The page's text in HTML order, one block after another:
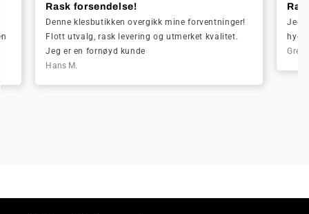
Rask forsendelse!
Denne klesbutikken overgikk mine forventninger!
Flott utvalg, rask levering og utmerket kvalitet.
Jeg er en fornøyd kunde
Hans M.
Jeg